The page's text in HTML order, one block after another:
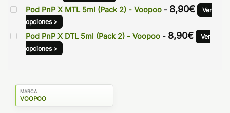
Pod PnP X MTL 5ml (Pack 2) - Voopoo - 8,90€
Ver
opciones >
Pod PnP X DTL 5ml (Pack 2) - Voopoo - 8,90€
Ver
opciones >
MARCA
VOOPOO